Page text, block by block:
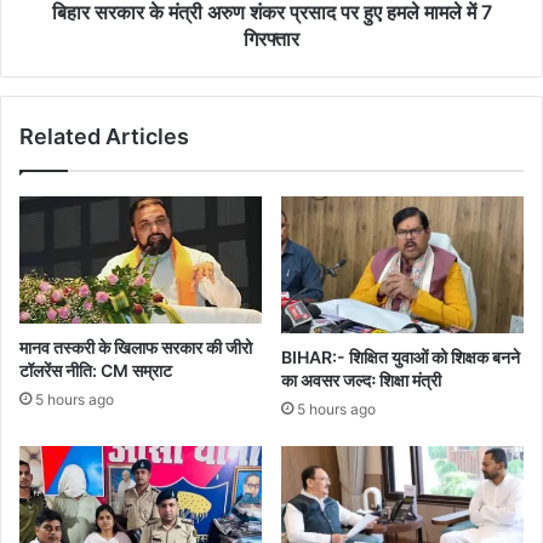
बिहार सरकार के मंत्री अरुण शंकर प्रसाद पर हुए हमले मामले में 7
गिरफ्तार
Related Articles
मानव तस्करी के खिलाफ सरकार की जीरो
टॉलरेंस नीति: CM सम्राट
5 hours ago
BIHAR:- शिक्षित युवाओं को शिक्षक बनने
का अवसर जल्दः शिक्षा मंत्री
5 hours ago